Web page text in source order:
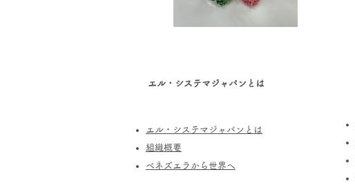
エル・システマジャパンとは
エル・システマジャパンとは
​組織概要
​ベネズエラから世界へ